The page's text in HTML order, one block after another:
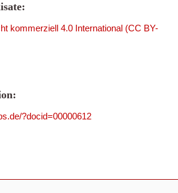
kommerziell 4.0 International (CC BY-
?docid=00000612